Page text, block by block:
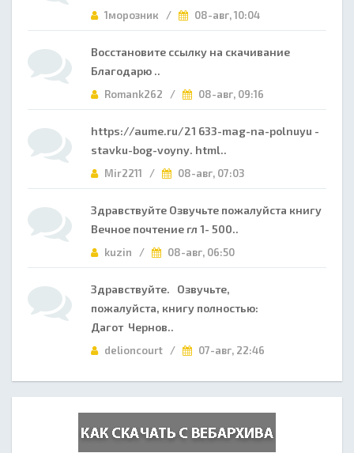
1морозник / 08-авг, 10:04
Восстановите ссылку на скачивание
Благодарю ..
Romank262 / 08-авг, 09:16
https://aume.ru/21 633-mag-na-polnuyu -
stavku-bog-voyny. html..
Mir2211 / 08-авг, 07:03
Здравствуйте Озвучьте пожалуйста книгу
Вечное почтение гл 1- 500..
kuzin / 08-авг, 06:50
Здравствуйте. Озвучьте,
пожалуйста, книгу полностью:
Дагот Чернов..
delioncourt / 07-авг, 22:46